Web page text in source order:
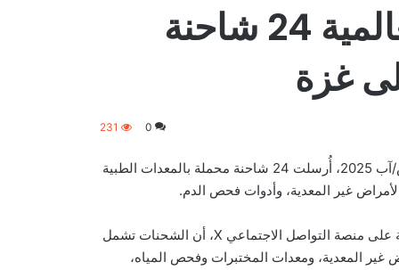
أرسلت منظمة الصحة العالمية 24 شاحنة
غزة
0
231
أعلنت منظمة الصحة العالمية مؤخرًا أنه منذ يوم الجمعة، 1 أغسطس/آب 2025، أُرسلت 24 شاحنة محملة بالمعدات الطبية
غير المعدية، وأدوات فحص الدم.
صرح تيدروس أدهانوم غيبريسوس، المدير العام للمنظمة، في رسالة على منصة التواصل الاجتماعي X، أن الشحنات تشمل
غير المعدية، ومعدات المختبرات وفحص المياه،